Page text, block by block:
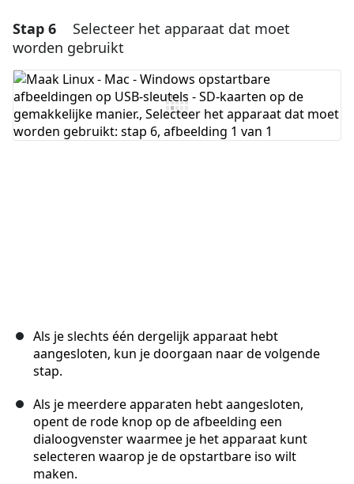
Voeg een opmerking toe
Voeg opmerking toe
Annuleren Plaats opmerking
Stap 6
Selecteer het apparaat dat moet
worden gebruikt
Als je slechts één dergelijk apparaat hebt
aangesloten, kun je doorgaan naar de volgende
stap.
Als je meerdere apparaten hebt aangesloten,
opent de rode knop op de afbeelding een
dialoogvenster waarmee je het apparaat kunt
selecteren waarop je de opstartbare iso wilt
maken.